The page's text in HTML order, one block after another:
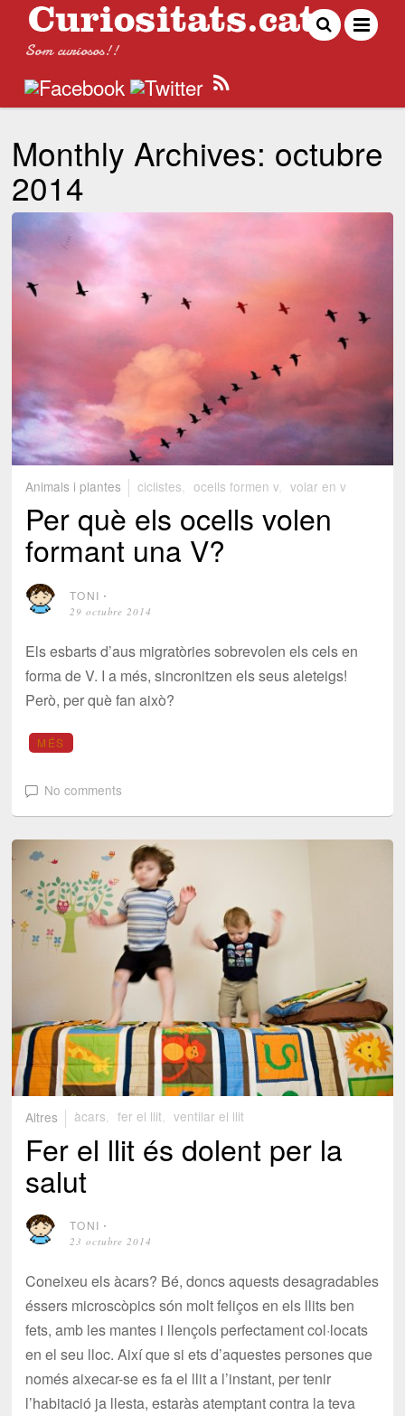
Som curiosos!!
Monthly Archives: octubre
2014
Animals i plantes ciclistes ocells formen v, volar en v
Per què els ocells volen
formant una V?
TONI ⋅
29 octubre 2014
Els esbarts d’aus migratòries sobrevolen els cels en
forma de V. I a més, sincronitzen els seus aleteigs!
Però, per què fan això?
MÉS
No comments
Altres àcars, fer el llit, ventilar el llit
Fer el llit és dolent per la
salut
TONI ⋅
23 octubre 2014
Coneixeu els àcars? Bé, doncs aquests desagradables
éssers microscòpics són molt feliços en els llits ben
fets, amb les mantes i llençols perfectament col·locats
en el seu lloc. Així que si ets d’aquestes persones que
només aixecar-se es fa el llit a l’instant, per tenir
l’habitació ja llesta, estaràs atemptant contra la teva